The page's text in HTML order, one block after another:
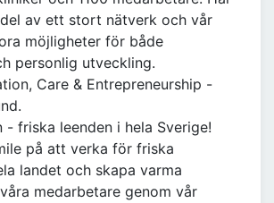
av ett stort nätverk och vår
möjligheter för både
personlig utveckling.
Care & Entrepreneurship -
- friska leenden i hela Sverige!
på att verka för friska
landet och skapa varma
medarbetare genom vår